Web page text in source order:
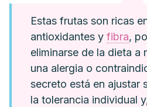
Estas frutas son ricas
antioxidantes y fibra,
eliminarse de la dieta a
una alergia o
secreto está en ajustar
la tolerancia individual